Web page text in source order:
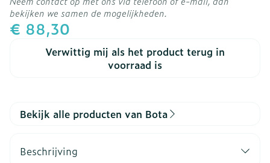
€ 88,30
Verwittig mij als het product terug in
voorraad is
bekijken we samen de mogelijkheden.
Bekijk alle producten van Bota
Beschrijving